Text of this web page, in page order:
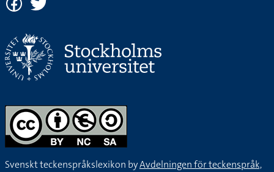
Svenskt teckenspråkslexikon byAvdelningen för teckenspråk,